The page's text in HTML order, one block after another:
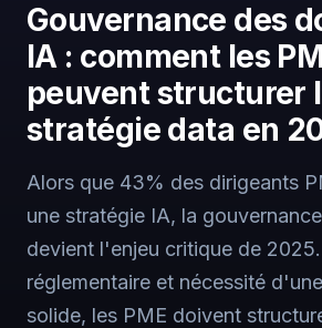
Gouvernance des
IA : comment les
peuvent structurer
stratégie data en
Alors que 43% des dirigeants
une stratégie IA, la
devient l'enjeu critique de
réglementaire et nécessité
solide, les PME doivent